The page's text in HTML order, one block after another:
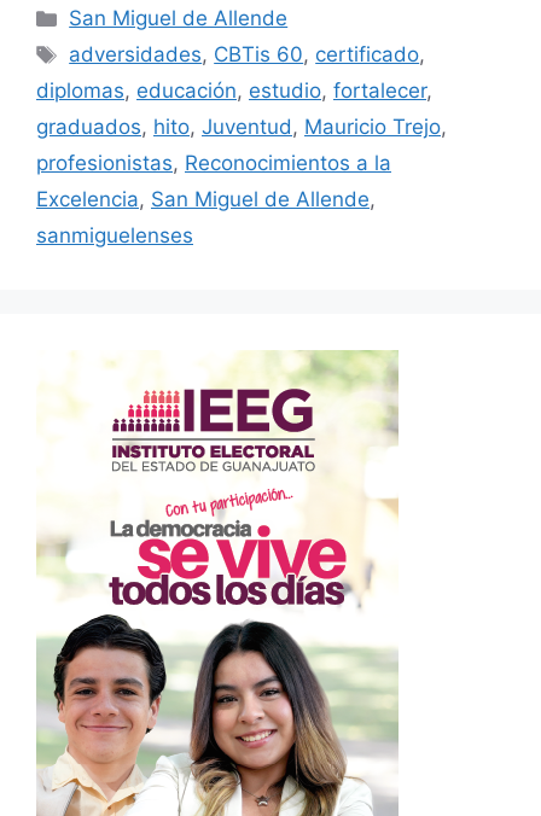
Categorías
San Miguel de Allende
Etiquetas
adversidades, CBTis 60, certificado,
diplomas, educación, estudio, fortalecer,
graduados, hito, Juventud, Mauricio Trejo,
profesionistas, Reconocimientos a la
Excelencia, San Miguel de Allende,
sanmiguelenses